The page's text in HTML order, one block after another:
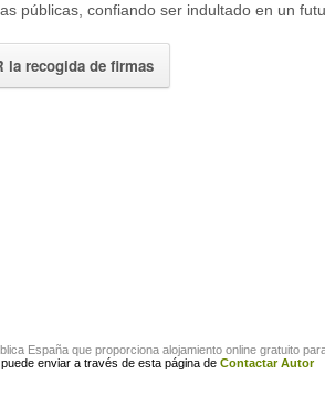
públicas, confiando ser indultado en un
la recogida de firmas
España que proporciona alojamiento online gratuito
enviar a través de esta página de Contactar Autor